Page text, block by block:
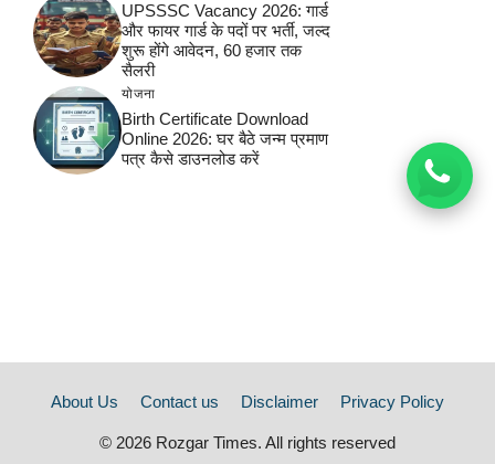
UPSSSC Vacancy 2026: गार्ड
और फायर गार्ड के पदों पर भर्ती, जल्द
शुरू होंगे आवेदन, 60 हजार तक
सैलरी
योजना
Birth Certificate Download
Online 2026: घर बैठे जन्म प्रमाण
पत्र कैसे डाउनलोड करें
About Us Contact us Disclaimer Privacy Policy
© 2026 Rozgar Times. All rights reserved